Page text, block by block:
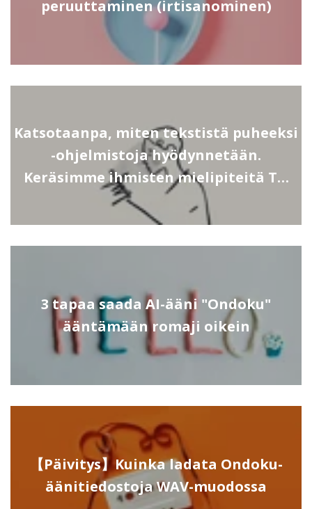
peruuttaminen (irtisanominen)
Katsotaanpa, miten tekstistä puheeksi
-ohjelmistoja hyödynnetään.
Keräsimme ihmisten mielipiteitä T…
3 tapaa saada AI-ääni "Ondoku"
ääntämään romaji oikein
【Päivitys】Kuinka ladata Ondoku-
äänitiedostoja WAV-muodossa